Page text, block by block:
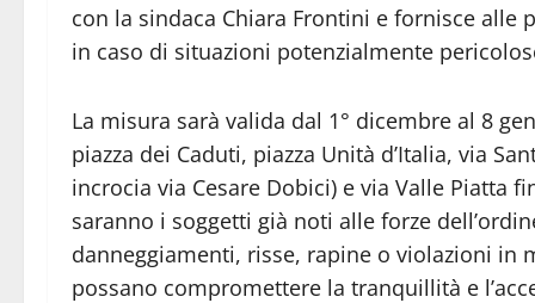
con la sindaca Chiara Frontini e fornisce
in caso di situazioni potenzialmente
La misura sarà valida dal 1° dicembre al 8
piazza dei Caduti, piazza Unità d’Italia, via
incrocia via Cesare Dobici) e via Valle Piatta
saranno i soggetti già noti alle forze
danneggiamenti, risse, rapine o violazioni
possano compromettere la tranquillità e